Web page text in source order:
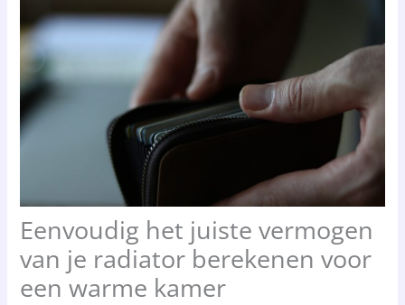
Eenvoudig het juiste vermogen
van je radiator berekenen voor
een warme kamer